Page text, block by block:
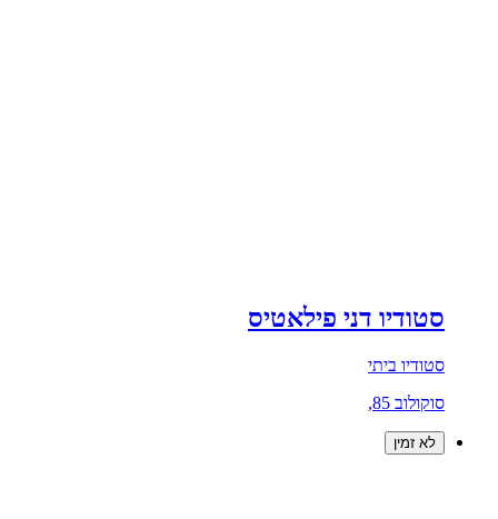
סטודיו דני פילאטיס
סטודיו ביתי
סוקולוב 85,
לא זמין